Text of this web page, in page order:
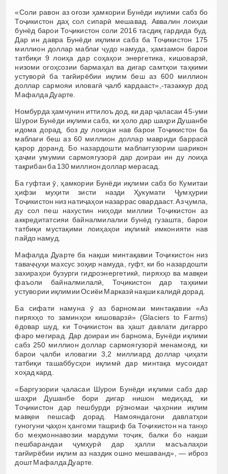
«Соли равон аз оғози ҳамкории Бунёди иқлими сабз бо
Тоҷикистон даҳ сол сипарӣ мешавад. Аввалин лоиҳаи
бунёд барои Тоҷикистон соли 2016 тасдиқ гардида буд.
Дар ин давра Бунёди иқлими сабз ба Тоҷикистон 175
миллион доллар маблағ ҷудо намуда, ҳамзамон барои
татбиқи 9 лоиҳа дар соҳаҳои энергетика, кишоварзӣ,
низоми огоҳсозии бармаҳал ва дигар самтҳои таҳкими
устуворӣ ба тағйирёбии иқлим беш аз 600 миллион
доллар сармояи иловагӣ ҷалб кардааст»,-тазаккур дод
Мафалда Дуарте.
Номбурда ҳамчунин иттилоъ дод, ки дар ҷаласаи 45-уми
Шурои Бунёди иқлими сабз, ки ҳоло дар шаҳри Душанбе
идома дорад, боз ду лоиҳаи нав барои Тоҷикистон ба
маблағи беш аз 60 миллион доллар мавриди баррасӣ
қарор доранд. Бо назардошти маблағгузории шарикон
ҳаҷми умумии сармоягузорӣ дар доираи ин ду лоиҳа
тақрибан ба 130 миллион доллар мерасад.
Ба гуфтаи ӯ, ҳамкории Бунёди иқлими сабз бо Кумитаи
ҳифзи муҳити зисти назди Ҳукумати Ҷумҳурии
Тоҷикистон низ натиҷаҳои назаррас овардааст. Аз ҷумла,
ду сол пеш нахустин ниҳоди миллии Тоҷикистон аз
аккредитатсияи байналмилалии бунёд гузашта, барои
татбиқи мустақими лоиҳаҳои иқлимӣ имконияти нав
пайдо намуд.
Мафалда Дуарте ба нақши минтақавии Тоҷикистон низ
таваҷҷуҳи махсус зоҳир намуда, гуфт, ки бо назардошти
захираҳои бузурги гидроэнергетикӣ, пиряхҳо ва мавқеи
фаъоли байналмилалӣ, Тоҷикистон дар таҳкими
устувории иқлимии Осиёи Марказӣ нақши калидӣ дорад.
Ба сифати намуна ӯ аз барномаи минтақавии «Аз
пиряхҳо то заминҳои кишоварзӣ» (Glaciers to Farms)
ёдовар шуд, ки Тоҷикистон ва ҳашт давлати дигарро
фаро мегирад. Дар доираи ин барнома, Бунёди иқлими
сабз 250 миллион доллар сармоягузорӣ менамояд, ки
барои ҷалби иловагии 3,2 миллиард доллар ҷиҳати
татбиқи ташаббусҳои иқлимӣ дар минтақа мусоидат
хоҳад кард.
«Баргузории ҷаласаи Шурои Бунёди иқлими сабз дар
шаҳри Душанбе бори дигар нишон медиҳад, ки
Тоҷикистон дар пешбурди рӯзномаи ҷаҳонии иқлим
мавқеи пешсаф дорад. Намояндагони давлатҳои
гуногуни ҷаҳон ҳангоми ташриф ба Тоҷикистон на танҳо
бо меҳмоннавозии мардуми тоҷик, балки бо нақши
пешбарандаи ҷумҳурӣ дар ҳалли масъалаҳои
тағйирёбии иқлим аз наздик ошно мешаванд», — иброз
дошт Мафалда Дуарте.